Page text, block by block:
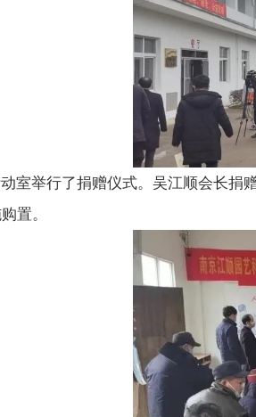
室举行了捐赠仪式。吴江顺会长捐
置。